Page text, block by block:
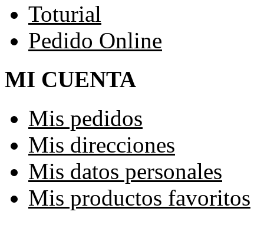
Toturial
Pedido Online
MI CUENTA
Mis pedidos
Mis direcciones
Mis datos personales
Mis productos favoritos